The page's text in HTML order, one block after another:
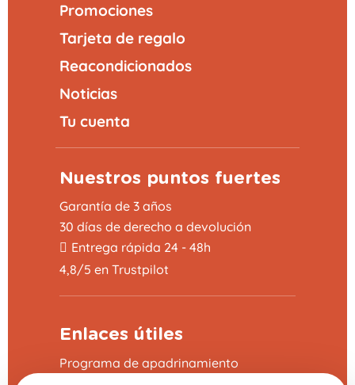
Promociones
Tarjeta de regalo
Reacondicionados
Noticias
Tu cuenta
Nuestros puntos fuertes
Garantía de 3 años
30 días de derecho a devolución
Entrega rápida 24 - 48h
4,8/5 en Trustpilot
Enlaces útiles
Programa de apadrinamiento